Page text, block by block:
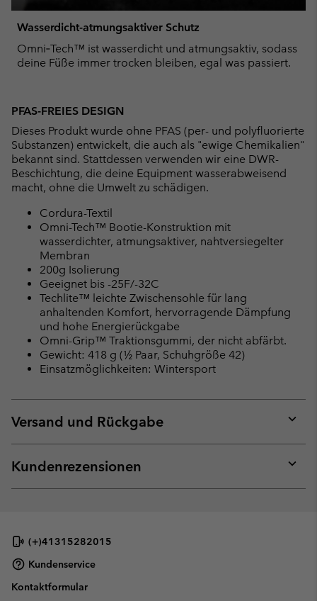
Wasserdicht-atmungsaktiver Schutz
Omni‑Tech™ ist wasserdicht und atmungsaktiv, sodass
deine Füße immer trocken bleiben, egal was passiert.
PFAS-FREIES DESIGN
Dieses Produkt wurde ohne PFAS (per- und polyfluorierte
Substanzen) entwickelt, die auch als "ewige Chemikalien"
bekannt sind. Stattdessen verwenden wir eine DWR-
Beschichtung, die deine Equipment wasserabweisend
macht, ohne die Umwelt zu schädigen.
Cordura-Textil
Omni-Tech™ Bootie-Konstruktion mit
wasserdichter, atmungsaktiver, nahtversiegelter
Membran
200g Isolierung
Geeignet bis -25F/-32C
Techlite™ leichte Zwischensohle für lang
anhaltenden Komfort, hervorragende Dämpfung
und hohe Energierückgabe
Omni-Grip™ Traktionsgummi, der nicht abfärbt.
Gewicht: 418 g (½ Paar, Schuhgröße 42)
Einsatzmöglichkeiten: Wintersport
Versand und Rückgabe
or
Kundenrezensionen
or
(+)41315282015
Kundenservice
Kontaktformular